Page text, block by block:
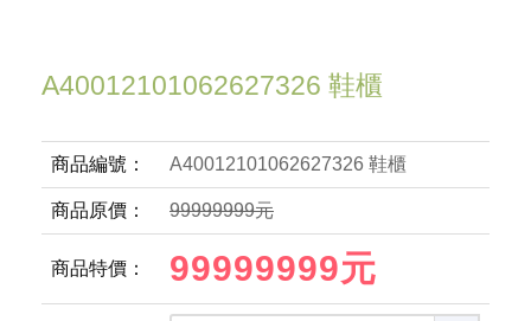
A40012101062627326 鞋櫃
商品編號： A40012101062627326 鞋櫃
商品原價： 99999999元
商品特價： 99999999元